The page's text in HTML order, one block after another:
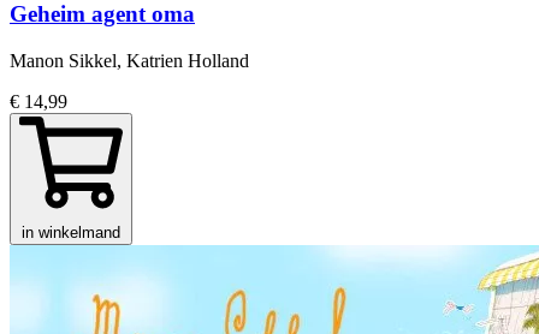
Geheim agent oma
Manon Sikkel, Katrien Holland
€ 14,99
in winkelmand